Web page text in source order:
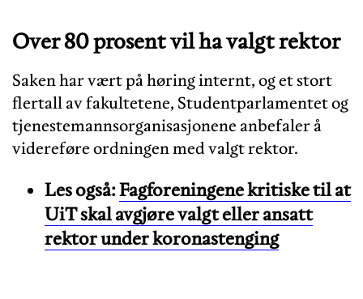
Over 80 prosent vil ha valgt rektor
Saken har vært på høring internt, og et stort
flertall av fakultetene, Studentparlamentet og
tjenestemannsorganisasjonene anbefaler å
videreføre ordningen med valgt rektor.
Les også:Fagforeningene kritiske til at
UiT skal avgjøre valgt eller ansatt
rektor under koronastenging